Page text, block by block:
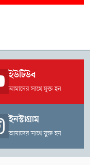
ইউটিউব
আমাদের সাথে যুক্ত হন
ইনস্টাগ্রাম
আমাদের সাথে যুক্ত হন